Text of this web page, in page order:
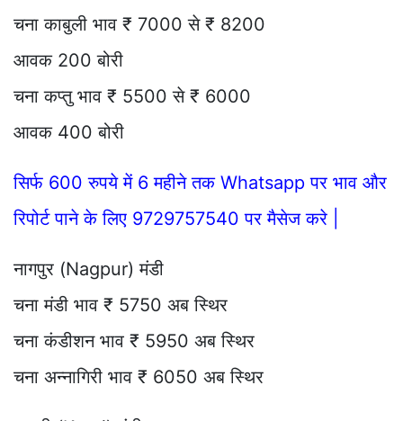
चना काबुली भाव ₹ 7000 से ₹ 8200
आवक 200 बोरी
चना कप्तु भाव ₹ 5500 से ₹ 6000
आवक 400 बोरी
सिर्फ 600 रुपये में 6 महीने तक Whatsapp पर भाव और
रिपोर्ट पाने के लिए 9729757540 पर मैसेज करे |
नागपुर (Nagpur) मंडी
चना मंडी भाव ₹ 5750 अब स्थिर
चना कंडीशन भाव ₹ 5950 अब स्थिर
चना अन्नागिरी भाव ₹ 6050 अब स्थिर